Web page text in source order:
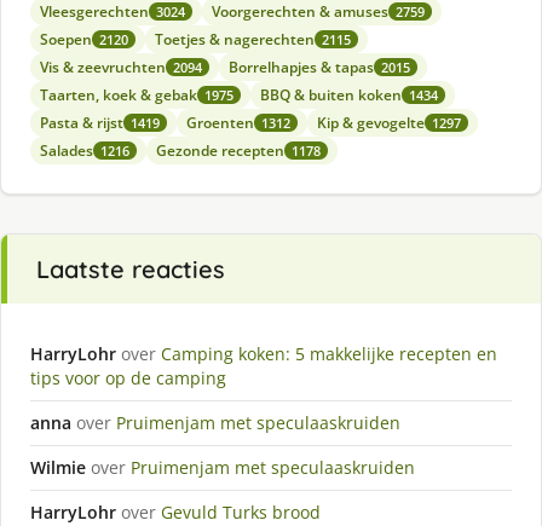
Vleesgerechten 3024 Voorgerechten & amuses 2759
Soepen 2120 Toetjes & nagerechten 2115
Vis & zeevruchten 2094 Borrelhapjes & tapas 2015
Taarten, koek & gebak 1975 BBQ & buiten koken 1434
Pasta & rijst 1419 Groenten 1312 Kip & gevogelte 1297
Salades 1216 Gezonde recepten 1178
Laatste reacties
HarryLohr over Camping koken: 5 makkelijke recepten en
tips voor op de camping
anna over Pruimenjam met speculaaskruiden
Wilmie over Pruimenjam met speculaaskruiden
HarryLohr over Gevuld Turks brood